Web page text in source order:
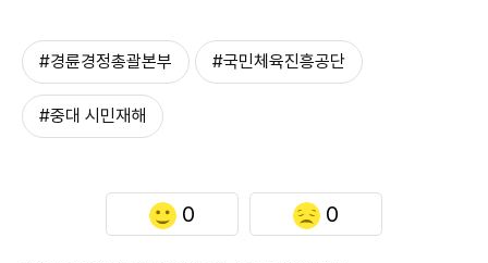
#경륜경정총괄본부 #국민체육진흥공단
#중대 시민재해
0 0